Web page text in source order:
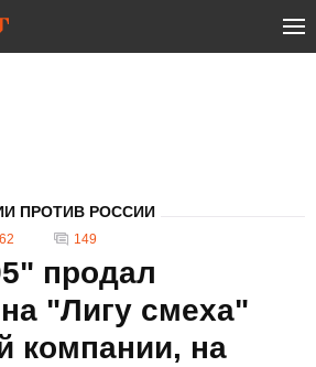
ПРОТИВ РОССИИ
149
продал
"Лигу смеха"
компании, на